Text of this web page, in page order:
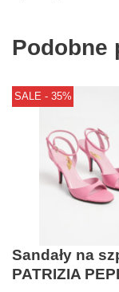
Podobne
SALE - 35%
Sandały na
PATRIZIA